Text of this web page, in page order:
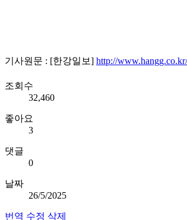
기사원문 : [한강일보] http://
조회수
32,460
좋아요
3
댓글
0
날짜
26/5/2025
번역 수정 삭제